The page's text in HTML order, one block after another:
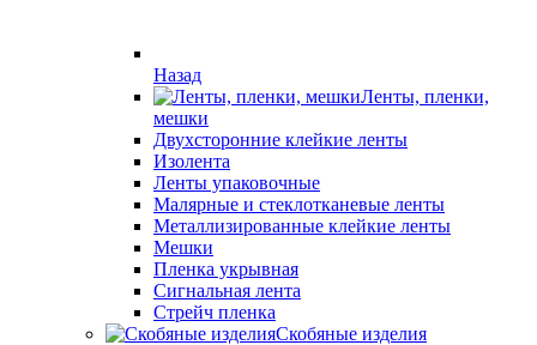
Назад
Ленты, пленки,
мешки
Двухсторонние клейкие ленты
Изолента
Ленты упаковочные
Малярные и стеклотканевые ленты
Металлизированные клейкие ленты
Мешки
Пленка укрывная
Сигнальная лента
Стрейч пленка
Скобяные изделия